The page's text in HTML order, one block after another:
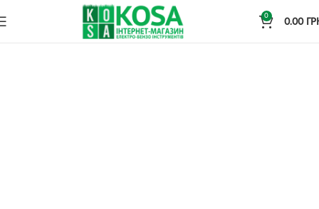
0
0.00